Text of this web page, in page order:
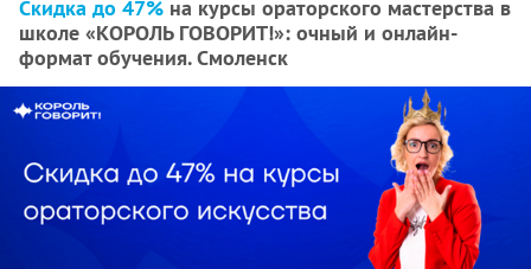
Скидка до 47% на курсы ораторского мастерства в
школе «КОРОЛЬ ГОВОРИТ!»: очный и онлайн-
формат обучения. Смоленск